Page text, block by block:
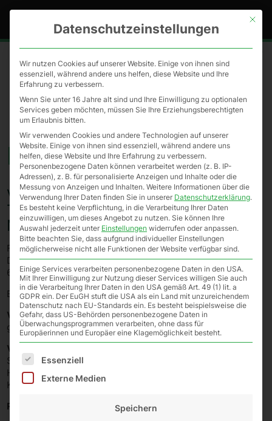
MENÜ
Datenschutz Disclaimer Impressum
Impressum
Verantwortlich im Sinne des
Telemediengesetzes und des
Medienstaatsvertrages
Fußball stiftet Zukunft e.V.
DFB-Campus, Kennedyallee 274
60528 Frankfurt am Main
E-Mail:vorstand@fussball-stiftet-zukunft.de
Vertretungsberechtigt: Zwei Vorstandsmitglieder
gemeinsam
Vorstand:
Stefan Barth, Henrik Oesau, Tobias Wrzesinski und Haider
Hassan | Fußball stiftet Zukunft e.V., DFB-Campus,
Kennedyallee 274, 60528 Frankfurt am Main
Registergericht:
Amtsgericht Frankfurt am Main
Mit
Datenschutzeinstellungen
Wir nutzen Cookies auf unserer Website. Einige von ihnen sind
essenziell, während andere uns helfen, diese Website und Ihre
Erfahrung zu verbessern.
Wenn Sie unter 16 Jahre alt sind und Ihre Einwilligung zu optionalen
Services geben möchten, müssen Sie Ihre Erziehungsberechtigten
um Erlaubnis bitten.
Wir verwenden Cookies und andere Technologien auf unserer
Website. Einige von ihnen sind essenziell, während andere uns
helfen, diese Website und Ihre Erfahrung zu verbessern.
Personenbezogene Daten können verarbeitet werden (z. B. IP-
Adressen), z. B. für personalisierte Anzeigen und Inhalte oder die
Messung von Anzeigen und Inhalten. Weitere Informationen über die
Verwendung Ihrer Daten finden Sie in unserer Datenschutzerklärung.
Es besteht keine Verpflichtung, in die Verarbeitung Ihrer Daten
einzuwilligen, um dieses Angebot zu nutzen. Sie können Ihre
Auswahl jederzeit unter Einstellungen widerrufen oder anpassen.
Bitte beachten Sie, dass aufgrund individueller Einstellungen
möglicherweise nicht alle Funktionen der Website verfügbar sind.
Einige Services verarbeiten personenbezogene Daten in den USA.
Mit Ihrer Einwilligung zur Nutzung dieser Services willigen Sie auch
in die Verarbeitung Ihrer Daten in den USA gemäß Art. 49 (1) lit. a
GDPR ein. Der EuGH stuft die USA als ein Land mit unzureichendem
Datenschutz nach EU-Standards ein. Es besteht beispielsweise die
Gefahr, dass US-Behörden personenbezogene Daten in
Überwachungsprogrammen verarbeiten, ohne dass für
Europäerinnen und Europäer eine Klagemöglichkeit besteht.
Es folgt eine Liste der Service-Gruppen, für die eine
Essenziell
Externe Medien
Speichern